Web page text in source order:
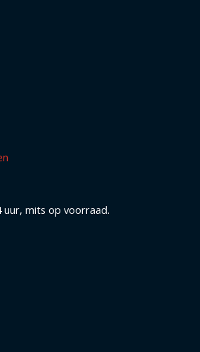
uur, mits op voorraad.